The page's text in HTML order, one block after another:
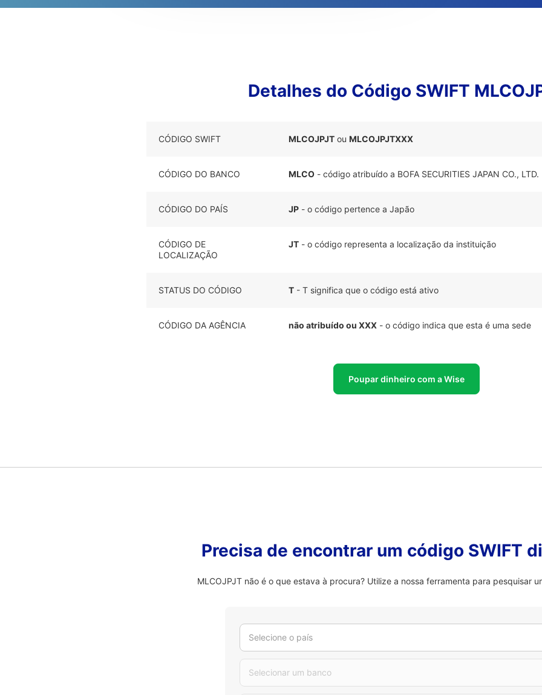
Detalhes do Código SWIFT
CÓDIGO SWIFT MLCOJPJT ou MLCOJPJTXXX
CÓDIGO DO BANCO MLCO - código atribuído a BOFA SECURITIES JAPAN CO., LTD.
CÓDIGO DO PAÍS JP - o código pertence a Japão
CÓDIGO DE
LOCALIZAÇÃO
JT - o código representa a localização da instituição
STATUS DO CÓDIGO T - T significa que o código está ativo
CÓDIGO DA AGÊNCIA não atribuído ou XXX - o código indica que esta é uma sede
Poupar dinheiro com a Wise
Precisa de encontrar um código SWIFT
MLCOJPJT não é o que estava à procura? Utilize a nossa ferramenta para pesquisar
Selecione o país
Selecionar um banco